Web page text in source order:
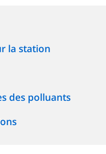
la station
des polluants